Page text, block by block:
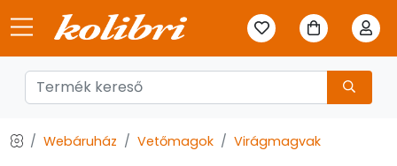
Webáruház Vetőmagok Virágmagvak